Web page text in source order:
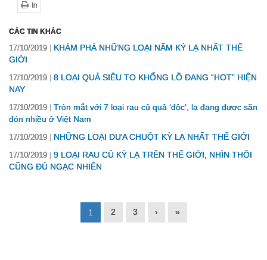
In
CÁC TIN KHÁC
17/10/2019
KHÁM PHÁ NHỮNG LOẠI NẤM KỲ LẠ NHẤT THẾ
GIỚI
17/10/2019
8 LOẠI QUẢ SIÊU TO KHỔNG LỒ ĐANG “HOT” HIỆN
NAY
17/10/2019
Tròn mắt với 7 loại rau củ quả ‘độc’, lạ đang được săn
đón nhiều ở Việt Nam
17/10/2019 NHỮNG LOẠI DƯA CHUỘT KỲ LẠ NHẤT THẾ GIỚI
17/10/2019
9 LOẠI RAU CỦ KỲ LẠ TRÊN THẾ GIỚI, NHÌN THÔI
CŨNG ĐỦ NGẠC NHIÊN
1 2 3 › »